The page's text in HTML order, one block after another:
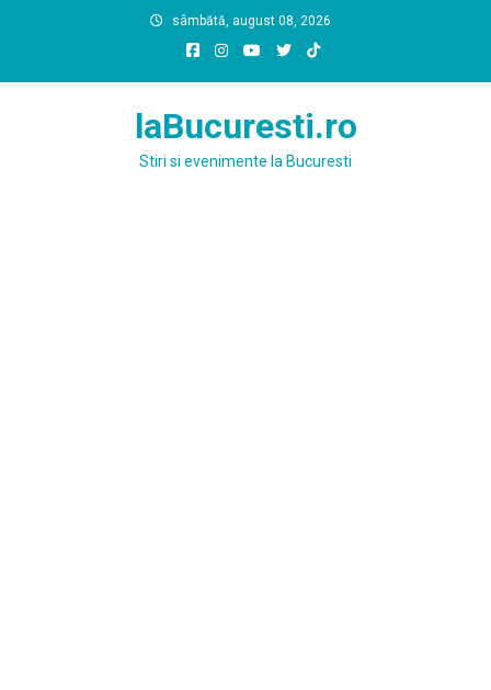
sâmbătă, august 08, 2026
laBucuresti.ro
Stiri si evenimente la Bucuresti